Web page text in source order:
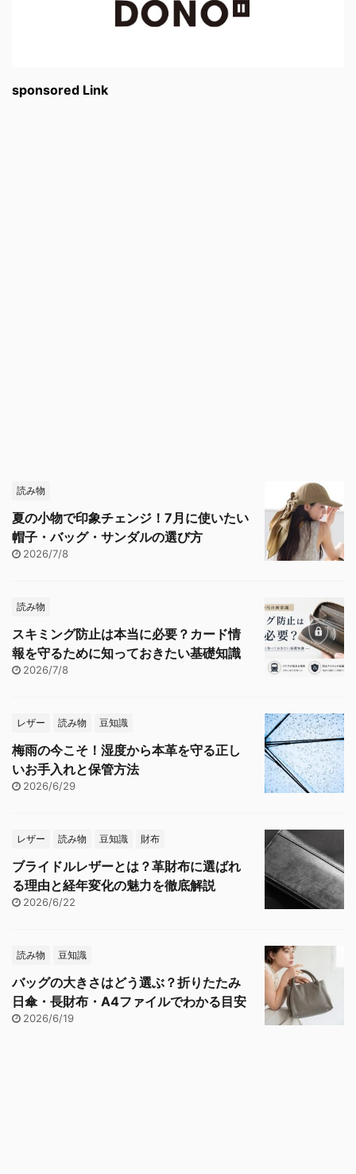
sponsored Link
読み物
夏の小物で印象チェンジ！7月に使いたい
帽子・バッグ・サンダルの選び方
2026/7/8
読み物
スキミング防止は本当に必要？カード情
報を守るために知っておきたい基礎知識
2026/7/8
レザー 読み物 豆知識
梅雨の今こそ！湿度から本革を守る正し
いお手入れと保管方法
2026/6/29
レザー 読み物 豆知識 財布
ブライドルレザーとは？革財布に選ばれ
る理由と経年変化の魅力を徹底解説
2026/6/22
読み物 豆知識
バッグの大きさはどう選ぶ？折りたたみ
日傘・長財布・A4ファイルでわかる目安
2026/6/19